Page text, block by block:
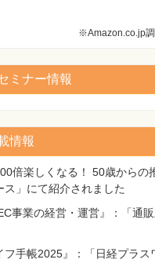
※Amazon.co.jp
ミナー情報
情報
倍楽しくなる！ 50歳からの
ス」にて紹介されました
事業の経営・運営』：「通
フ手帳2025』：「日経プラ